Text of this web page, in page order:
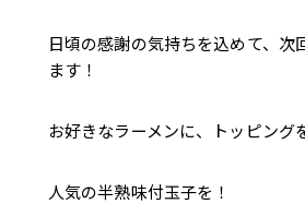
日頃の感謝の気持ちを込めて、
ます！
お好きなラーメンに、トッピン
人気の半熟味付玉子を！